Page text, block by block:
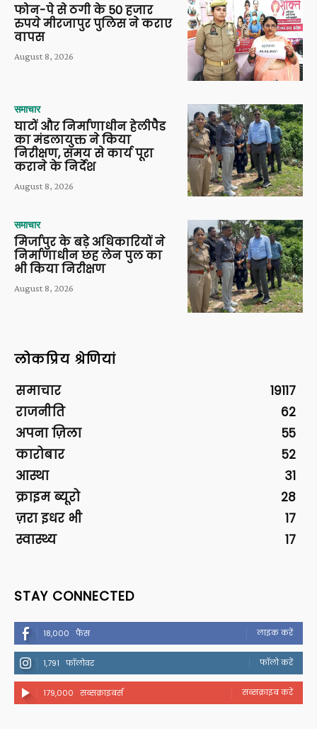
फोन-पे से ठगी के 50 हजार
रुपये मीरजापुर पुलिस ने कराए
वापस
August 8, 2026
समाचार
घाटों और निर्माणाधीन हेलीपैड
का मंडलायुक्त ने किया
निरीक्षण, समय से कार्य पूरा
कराने के निर्देश
August 8, 2026
समाचार
मिर्जापुर के बड़े अधिकारियों ने
निर्माणाधीन छह लेन पुल का
भी किया निरीक्षण
August 8, 2026
लोकप्रिय श्रेणियां
समाचार
19117
राजनीति
62
अपना ज़िला
55
कारोबार
52
आस्था
31
क्राइम ब्यूरो
28
ज़रा इधर भी
17
स्वास्थ्य
17
STAY CONNECTED
18,000 फैंस लाइक करें
1,791 फॉलोवर फॉलो करें
179,000 सब्सक्राइबर्स सब्सक्राइब करें